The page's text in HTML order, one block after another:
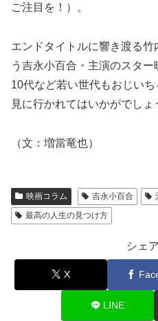
ご注目を！）。
エンドタイトルに響き渡る
う吉永小百合・主演のスター
10代など若い世代もおじい
見に行かれてはいかがでしょ
（文：増當竜也）
映画コラム 吉永小百合
最高の人生の見つけ方
シェ
X
LINE